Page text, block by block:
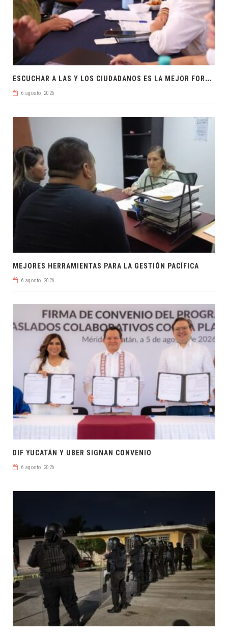
E
SCUCHAR A LAS Y LOS CIUDADANOS ES LA MEJOR FORMA DE GOBERNAR
6 agosto, 2026
MEJORES HERRAMIENTAS PARA LA GESTIÓN PACÍFICA
6 agosto, 2026
DIF YUCATÁN Y UBER SIGNAN CONVENIO
6 agosto, 2026